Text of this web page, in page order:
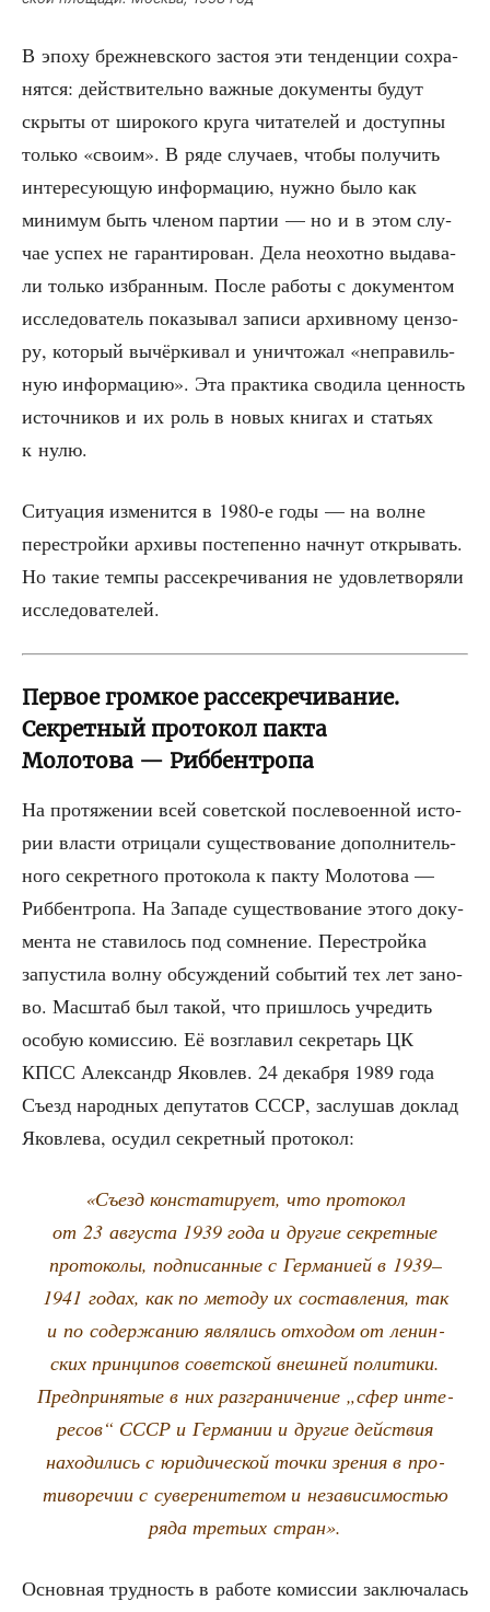
В эпо­ху бреж­нев­ско­го застоя эти тен­ден­ции сохра­
нят­ся: дей­стви­тель­но важ­ные доку­мен­ты будут
скры­ты от широ­ко­го кру­га чита­те­лей и доступ­ны
толь­ко «сво­им». В ряде слу­ча­ев, что­бы полу­чить
инте­ре­су­ю­щую инфор­ма­цию, нуж­но было как
мини­мум быть чле­ном пар­тии — но и в этом слу­
чае успех не гаран­ти­ро­ван. Дела неохот­но выда­ва­
ли толь­ко избран­ным. После рабо­ты с доку­мен­том
иссле­до­ва­тель пока­зы­вал запи­си архив­но­му цен­зо­
ру, кото­рый вычёр­ки­вал и уни­что­жал «непра­виль­
ную инфор­ма­цию». Эта прак­ти­ка сво­ди­ла цен­ность
источ­ни­ков и их роль в новых кни­гах и ста­тьях
к нулю.
Ситу­а­ция изме­нит­ся в 1980‑е годы — на волне
пере­строй­ки архи­вы посте­пен­но нач­нут откры­вать.
Но такие тем­пы рас­сек­ре­чи­ва­ния не удо­вле­тво­ря­ли
исследователей.
Первое громкое рассекречивание.
Секретный протокол пакта
Молотова — Риббентропа
На про­тя­же­нии всей совет­ской после­во­ен­ной исто­
рии вла­сти отри­ца­ли суще­ство­ва­ние допол­ни­тель­
но­го сек­рет­но­го про­то­ко­ла к пак­ту Моло­то­ва —
Риббен­тро­па. На Запа­де суще­ство­ва­ние это­го доку­
мен­та не ста­ви­лось под сомне­ние. Пере­строй­ка
запу­сти­ла вол­ну обсуж­де­ний собы­тий тех лет зано­
во. Мас­штаб был такой, что при­шлось учре­дить
осо­бую комис­сию. Её воз­гла­вил сек­ре­тарь ЦК
КПСС Алек­сандр Яко­влев. 24 декаб­ря 1989 года
Съезд народ­ных депу­та­тов СССР, заслу­шав доклад
Яко­вле­ва, осу­дил сек­рет­ный протокол:
«Съезд кон­ста­ти­ру­ет, что про­то­кол
от 23 авгу­ста 1939 года и дру­гие сек­рет­ные
про­то­ко­лы, под­пи­сан­ные с Гер­ма­ни­ей в 1939–
1941 годах, как по мето­ду их состав­ле­ния, так
и по содер­жа­нию явля­лись отхо­дом от ленин­
ских прин­ци­пов совет­ской внеш­ней поли­ти­ки.
Пред­при­ня­тые в них раз­гра­ни­че­ние „сфер инте­
ре­сов“ СССР и Гер­ма­нии и дру­гие дей­ствия
нахо­ди­лись с юри­ди­че­ской точ­ки зре­ния в про­
ти­во­ре­чии с суве­ре­ни­те­том и неза­ви­си­мо­стью
ряда тре­тьих стран».
Основ­ная труд­ность в рабо­те комис­сии заклю­ча­лась